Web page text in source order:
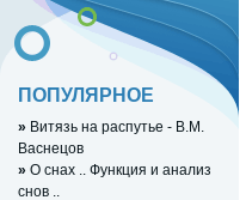
ПОПУЛЯРНОЕ
» Витязь на распутье - В.М.
Васнецов
» О снах .. Функция и анализ
снов ..